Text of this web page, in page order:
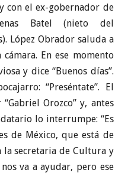
con el ex-gobernador de
Batel (nieto del
López Obrador saluda a
En ese momento
y dice “Buenos días”.
“Preséntate”. El
Orozco” y, antes
lo interrumpe: “Es
de México, que está de
secretaria de Cultura y
va a ayudar, pero ese